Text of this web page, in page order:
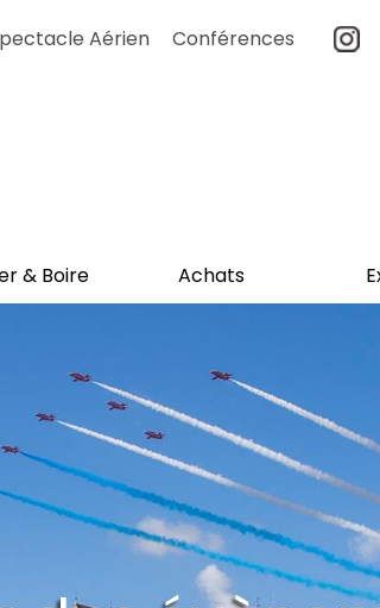
Aérien Conférences
& Boire Achats